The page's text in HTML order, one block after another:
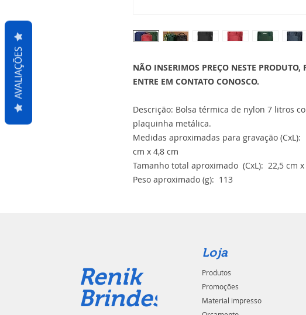
NÃO INSERIMOS PREÇO NESTE PRODUTO,
ENTRE EM CONTATO CONOSCO.
Descrição: Bolsa térmica de nylon 7 litros
plaquinha metálica.
Medidas aproximadas para gravação (CxL):
cm x 4,8 cm
Tamanho total aproximado (CxL): 22,5 cm x
Peso aproximado (g): 113
Renik
Brindes
Loja
Produtos
Promoções
Material impresso
AVALIAÇÕES